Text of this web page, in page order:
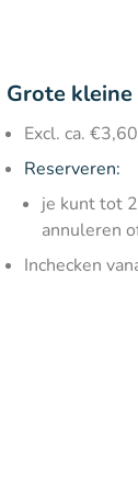
Grote
Excl. ca.
Reserveren:
je kunt tot
annuleren
Inchecken